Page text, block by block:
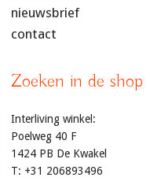
nieuwsbrief
contact
Zoeken in de shop
Interliving winkel:
Poelweg 40 F
1424 PB De Kwakel
T: +31 206893496